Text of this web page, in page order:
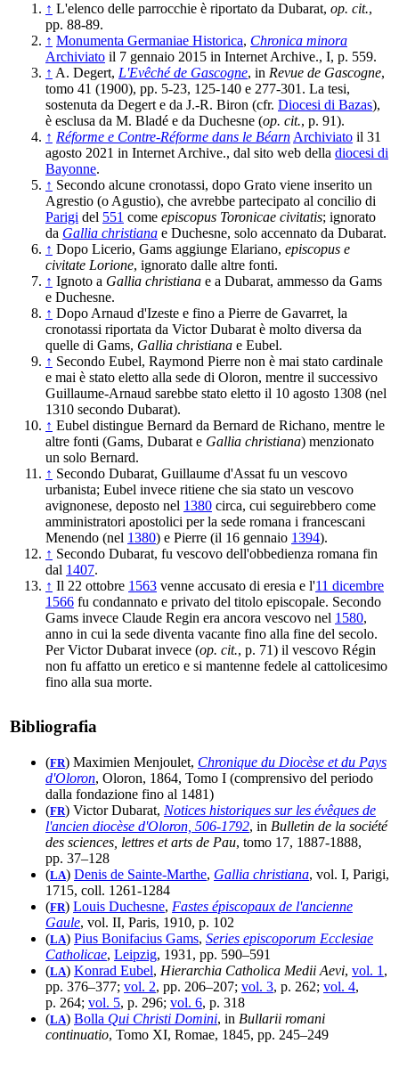
↑ L'elenco delle parrocchie è riportato da Dubarat, op. cit.,
pp. 88-89.
↑ Monumenta Germaniae Historica, Chronica minora
Archiviato il 7 gennaio 2015 in Internet Archive., I, p. 559.
↑ A. Degert, L'Evêché de Gascogne, in Revue de Gascogne,
tomo 41 (1900), pp. 5-23, 125-140 e 277-301. La tesi,
sostenuta da Degert e da J.-R. Biron (cfr. Diocesi di Bazas),
è esclusa da M. Bladé e da Duchesne (op. cit., p. 91).
↑ Réforme e Contre-Réforme dans le Béarn Archiviato il 31
agosto 2021 in Internet Archive., dal sito web della diocesi di
Bayonne.
↑ Secondo alcune cronotassi, dopo Grato viene inserito un
Agrestio (o Agustio), che avrebbe partecipato al concilio di
Parigi del 551 come episcopus Toronicae civitatis; ignorato
da Gallia christiana e Duchesne, solo accennato da Dubarat.
↑ Dopo Licerio, Gams aggiunge Elariano, episcopus e
civitate Lorione, ignorato dalle altre fonti.
↑ Ignoto a Gallia christiana e a Dubarat, ammesso da Gams
e Duchesne.
↑ Dopo Arnaud d'Izeste e fino a Pierre de Gavarret, la
cronotassi riportata da Victor Dubarat è molto diversa da
quelle di Gams, Gallia christiana e Eubel.
↑ Secondo Eubel, Raymond Pierre non è mai stato cardinale
e mai è stato eletto alla sede di Oloron, mentre il successivo
Guillaume-Arnaud sarebbe stato eletto il 10 agosto 1308 (nel
1310 secondo Dubarat).
↑ Eubel distingue Bernard da Bernard de Richano, mentre le
altre fonti (Gams, Dubarat e Gallia christiana) menzionato
un solo Bernard.
↑ Secondo Dubarat, Guillaume d'Assat fu un vescovo
urbanista; Eubel invece ritiene che sia stato un vescovo
avignonese, deposto nel 1380 circa, cui seguirebbero come
amministratori apostolici per la sede romana i francescani
Menendo (nel 1380) e Pierre (il 16 gennaio 1394).
↑ Secondo Dubarat, fu vescovo dell'obbedienza romana fin
dal 1407.
↑ Il 22 ottobre 1563 venne accusato di eresia e l'11 dicembre
1566 fu condannato e privato del titolo episcopale. Secondo
Gams invece Claude Regin era ancora vescovo nel 1580,
anno in cui la sede diventa vacante fino alla fine del secolo.
Per Victor Dubarat invece (op. cit., p. 71) il vescovo Régin
non fu affatto un eretico e si mantenne fedele al cattolicesimo
fino alla sua morte.
Bibliografia
(FR) Maximien Menjoulet, Chronique du Diocèse et du Pays
d'Oloron, Oloron, 1864, Tomo I (comprensivo del periodo
dalla fondazione fino al 1481)
(FR) Victor Dubarat, Notices historiques sur les évêques de
l'ancien diocèse d'Oloron, 506-1792, in Bulletin de la société
des sciences, lettres et arts de Pau, tomo 17, 1887-1888,
pp. 37–128
(LA) Denis de Sainte-Marthe, Gallia christiana, vol. I, Parigi,
1715, coll. 1261-1284
(FR) Louis Duchesne, Fastes épiscopaux de l'ancienne
Gaule, vol. II, Paris, 1910, p. 102
(LA) Pius Bonifacius Gams, Series episcoporum Ecclesiae
Catholicae, Leipzig, 1931, pp. 590–591
(LA) Konrad Eubel, Hierarchia Catholica Medii Aevi, vol. 1 ,
pp. 376–377; vol. 2, pp. 206–207; vol. 3, p. 262; vol. 4,
p. 264; vol. 5, p. 296; vol. 6, p. 318
(LA) Bolla Qui Christi Domini, in Bullarii romani
continuatio, Tomo XI, Romae, 1845, pp. 245–249